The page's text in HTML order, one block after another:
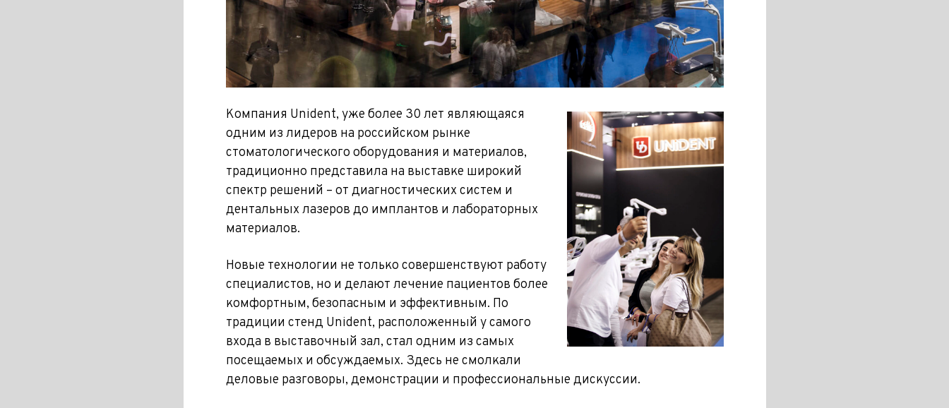
Компания Unident, уже более 30 лет являющаяся
одним из лидеров на российском рынке
стоматологического оборудования и материа­лов,
традиционно предста­вила на выставке широкий
спектр решений – от диагностических систем и
дентальных лазеров до имплантов и лаборатор­ных
материалов.
Новые технологии не только совершенствуют работу
специалистов, но и делают лечение пациентов более
комфортным, безопасным и эффективным. По
традиции стенд Unident, расположенный у самого
входа в выста­вочный зал, стал одним из самых
посещаемых и об­суждаемых. Здесь не смол­кали
деловые разговоры, демонстрации и профессиональные дискуссии.